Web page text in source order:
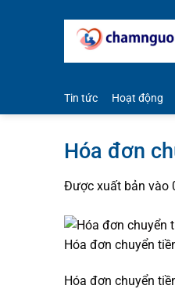
Tin tức Hoạt động
Hóa đơn
Được xuất bản vào
Hóa đơn chuyển
Hóa đơn chuyển